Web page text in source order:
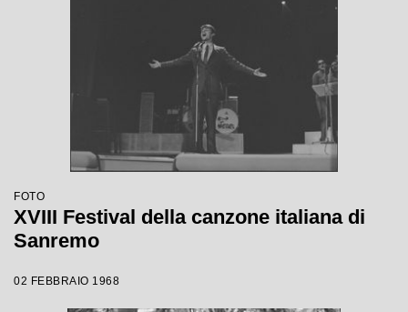
FOTO
XVIII Festival della canzone italiana di
Sanremo
02 FEBBRAIO 1968